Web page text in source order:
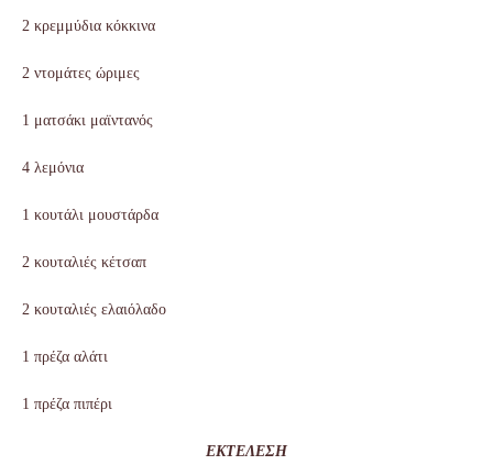
2 κρεμμύδια κόκκινα
2 ντομάτες ώριμες
1 ματσάκι μαϊντανός
4 λεμόνια
1 κουτάλι μουστάρδα
2 κουταλιές κέτσαπ
2 κουταλιές ελαιόλαδο
1 πρέζα αλάτι
1 πρέζα πιπέρι
ΕΚΤΕΛΕΣΗ